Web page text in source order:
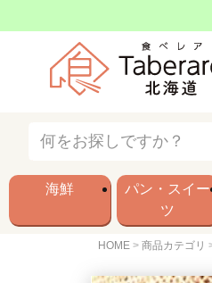
海鮮
パン・スイー
ツ
HOME 商品カテゴリ